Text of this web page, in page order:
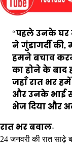
“पहले उनके घर
ने गुंडागर्दी
हमने बचाव
का होने के बाद
जहाँ रात भर
और उनके भाई
भेज दिया और
रात भर बवाल-
24 जनवरी की रात